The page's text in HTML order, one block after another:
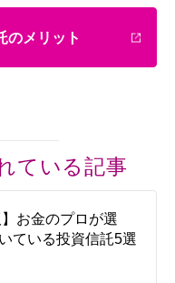
のメリット
ている記事
】お金のプロが選
ている投資信託5選